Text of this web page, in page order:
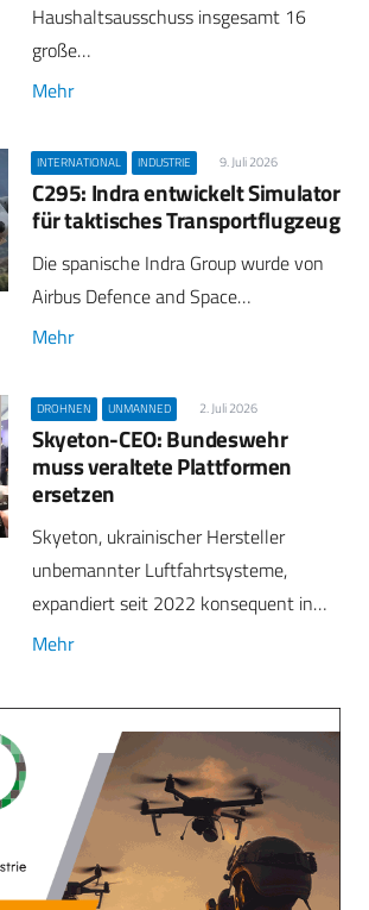
Haushaltsausschuss insgesamt 16
große…
Mehr
INTERNATIONAL INDUSTRIE 9. Juli 2026
C295: Indra entwickelt Simulator
für taktisches Transportflugzeug
Die spanische Indra Group wurde von
Airbus Defence and Space…
Mehr
DROHNEN UNMANNED 2. Juli 2026
Skyeton-CEO: Bundeswehr
muss veraltete Plattformen
ersetzen
Skyeton, ukrainischer Hersteller
unbemannter Luftfahrtsysteme,
expandiert seit 2022 konsequent in…
Mehr